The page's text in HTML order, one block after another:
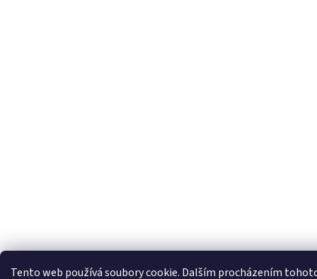
Tento web používá soubory cookie. Dalším procházením